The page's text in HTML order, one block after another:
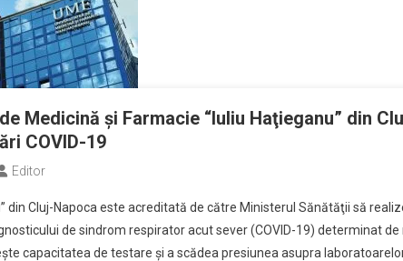
Medicină şi Farmacie “Iuliu Haţieganu” din
COVID-19
Editor
din Cluj-Napoca este acreditată de către Ministerul Sănătăţii să
de sindrom respirator acut sever (COVID-19) determinat
capacitatea de testare şi a scădea presiunea asupra